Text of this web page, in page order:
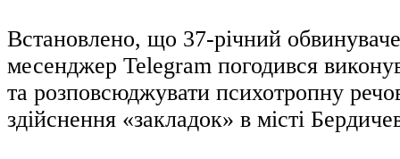
Встановлено, що 37-річний
месенджер Telegram погодився
та розповсюджувати психотропну
здійснення «закладок» в місті